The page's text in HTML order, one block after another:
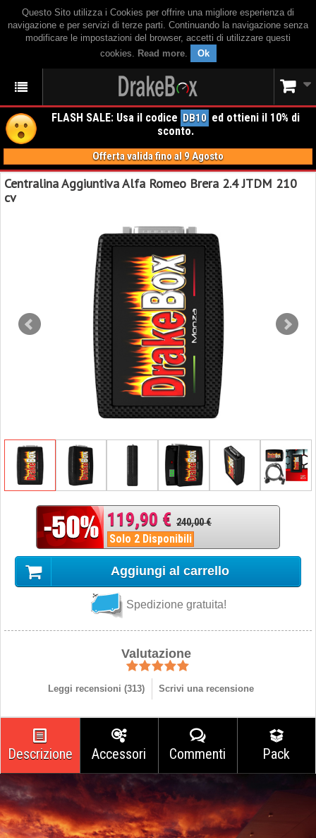
Questo Sito utilizza i Cookies per offrire una migliore esperienza di
navigazione e per servizi di terze parti. Continuando la navigazione senza
modificare le impostazioni del browser, accetti di utilizzare questi
cookies. Read more. Ok
FLASH SALE: Usa il codice DB10 ed ottieni il 10% di
sconto.
Offerta valida fino al 9 Agosto
Centralina Aggiuntiva Alfa Romeo Brera 2.4 JTDM 210
cv
119,90 € 240,00 €
Solo 2 Disponibili
Aggiungi al carrello
Spedizione gratuita!
Valutazione
Leggi recensioni (313) Scrivi una recensione
Descrizione Accessori Commenti Pack